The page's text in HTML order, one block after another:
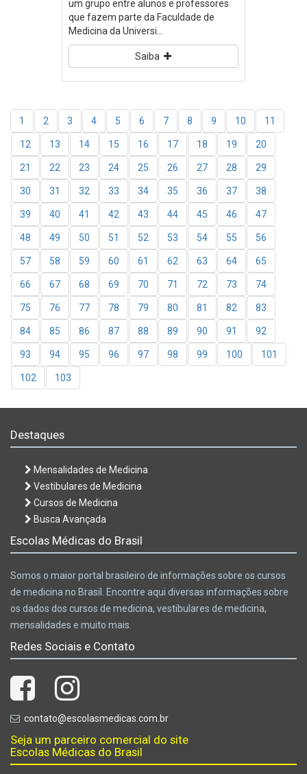
um grupo entre alunos e professores
que fazem parte da Faculdade de
Medicina da Universi...
Saiba
1 2 3 4 5 6 7 8 9 10 11
12 13 14 15 16 17 18 19 20
21 22 23 24 25 26 27 28 29
30 31 32 33 34 35 36 37 38
39 40 41 42 43 44 45 46 47
48 49 50 51 52 53 54 55 56
57 58 59 60 61 62 63 64 65
66 67 68 69 70 71 72 73 74
75 76 77 78 79 80 81 82 83
84 85 86 87 88 89 90 91 92
93 94 95 96 97 98 99 100 101
102 103
Destaques
Mensalidades de Medicina
Vestibulares de Medicina
Cursos de Medicina
Busca Avançada
Escolas Médicas do Brasil
Somos o maior portal brasileiro de informações sobre os cursos
de medicina no Brasil. Encontre aqui diversas informações sobre
os dados dos cursos de medicina, vestibulares de medicina,
mensalidades e muito mais.
Redes Sociais e Contato
contato@escolasmedicas.com.br
Seja um parceiro comercial do site
Escolas Médicas do Brasil